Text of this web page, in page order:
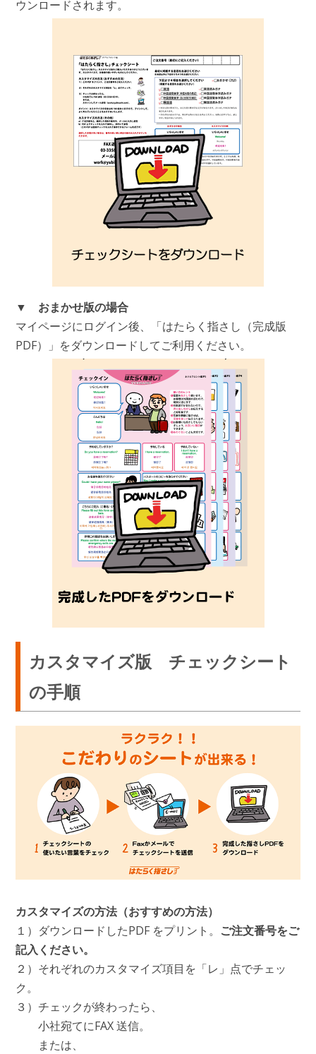
ウンロードされます。
▼ おまかせ版の場合
マイページにログイン後、「はたらく指さし（完成版
PDF）」をダウンロードしてご利用ください。
カスタマイズ版 チェックシート
の手順
カスタマイズの方法（おすすめの方法）
１）ダウンロードしたPDF をプリント。 ご注文番号をご
記入ください。
２）それぞれのカスタマイズ項目を「レ」点でチェッ
ク。
３）チェックが終わったら、
小社宛てにFAX 送信。
または、